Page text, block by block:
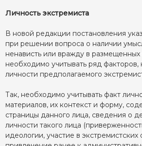
Личность экстремиста
В новой редакции постановления
при решении вопроса о наличии
ненависть или вражду в размещенных
необходимо учитывать ряд факторов,
личности предполагаемого
Так, необходимо учитывать факт
материалов, их контекст и форму,
страницы данного лица, сведения о
личности такого лица
идеологии, участие в